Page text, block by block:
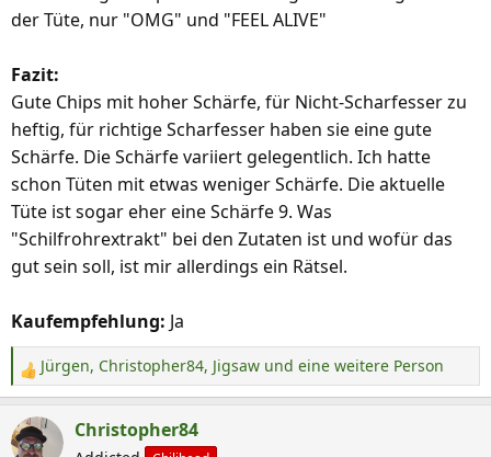
der Tüte, nur "OMG" und "FEEL ALIVE"
Fazit:
Gute Chips mit hoher Schärfe, für Nicht-Scharfesser zu
heftig, für richtige Scharfesser haben sie eine gute
Schärfe. Die Schärfe variiert gelegentlich. Ich hatte
schon Tüten mit etwas weniger Schärfe. Die aktuelle
Tüte ist sogar eher eine Schärfe 9. Was
"Schilfrohrextrakt" bei den Zutaten ist und wofür das
gut sein soll, ist mir allerdings ein Rätsel.
Kaufempfehlung: Ja
R
e
a
k
Jürgen, Christopher84, Jigsaw und eine weitere Person
Christopher84